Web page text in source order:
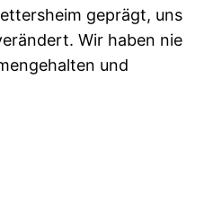
geprägt, uns
Wir haben nie
und